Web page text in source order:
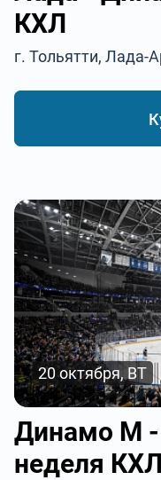
КХЛ
г. Тольятти, Лада-
20 октября, ВТ
Динамо М -
неделя КХЛ